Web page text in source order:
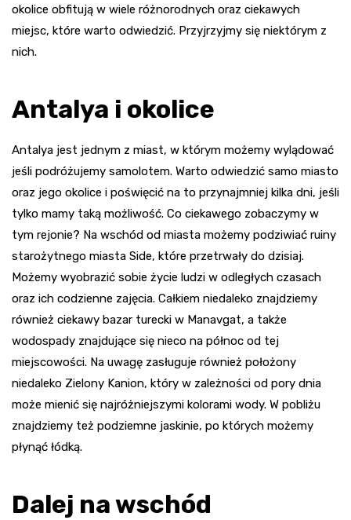
okolice obfitują w wiele różnorodnych oraz ciekawych
miejsc, które warto odwiedzić. Przyjrzyjmy się niektórym z
nich.
Antalya i okolice
Antalya jest jednym z miast, w którym możemy wylądować
jeśli podróżujemy samolotem. Warto odwiedzić samo miasto
oraz jego okolice i poświęcić na to przynajmniej kilka dni, jeśli
tylko mamy taką możliwość. Co ciekawego zobaczymy w
tym rejonie? Na wschód od miasta możemy podziwiać ruiny
starożytnego miasta Side, które przetrwały do dzisiaj.
Możemy wyobrazić sobie życie ludzi w odległych czasach
oraz ich codzienne zajęcia. Całkiem niedaleko znajdziemy
również ciekawy bazar turecki w Manavgat, a także
wodospady znajdujące się nieco na północ od tej
miejscowości. Na uwagę zasługuje również położony
niedaleko Zielony Kanion, który w zależności od pory dnia
może mienić się najróżniejszymi kolorami wody. W pobliżu
znajdziemy też podziemne jaskinie, po których możemy
płynąć łódką.
Dalej na wschód